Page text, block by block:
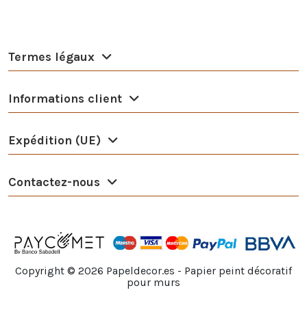
Termes légaux
Informations client
Expédition (UE)
Contactez-nous
Copyright © 2026 Papeldecor.es - Papier peint décoratif
pour murs